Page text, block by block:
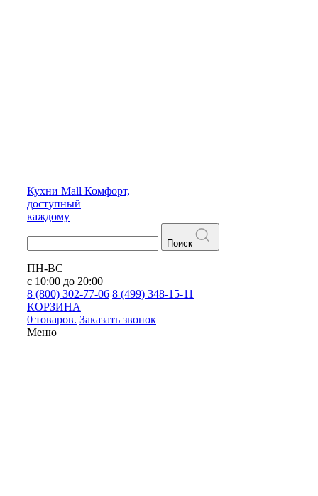
Кухни Mall Комфорт,
доступный
каждому
Поиск
ПН-ВС
с 10:00 до 20:00
8 (800) 302-77-06 8 (499) 348-15-11
КОРЗИНА
0 товаров. Заказать звонок
Меню